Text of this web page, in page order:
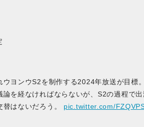
ウヨンウS2を制作する2024年放送が目標
論を経なければならないが、S2の過程で
はないだろう。 pic.twitter.com/